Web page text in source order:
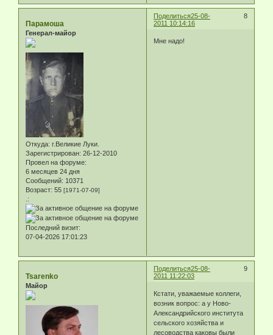
Поделиться 8
25-08-
2011 10:14:16
Парамоша
Генерал-майор
Откуда: г.Великие Луки.
Зарегистрирован: 26-12-2010
Провел на форуме:
6 месяцев 24 дня
Сообщений: 10371
Возраст: 55 [1971-07-09]
.:
Последний визит:
07-04-2026 17:01:23
Мне надо!
Поделиться 9
25-08-
2011 11:22:03
Tsarenko
Майор
Кстати, уважаемые коллеги,
возник вопрос: а у Ново-
Александрийского института
сельского хозяйства и
лесоводства каковы были